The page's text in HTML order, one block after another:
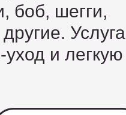
боб, шегги,
Услуга
уход и легкую